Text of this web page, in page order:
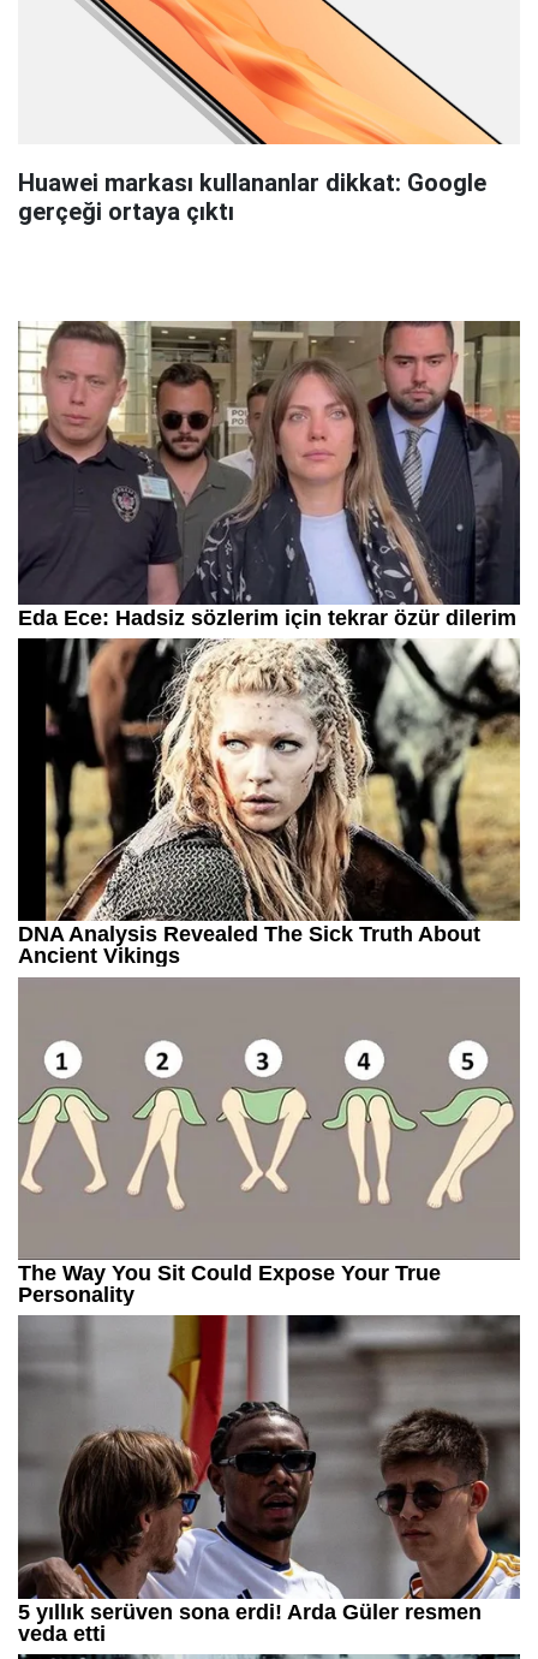
Huawei markası kullananlar dikkat: Google
gerçeği ortaya çıktı